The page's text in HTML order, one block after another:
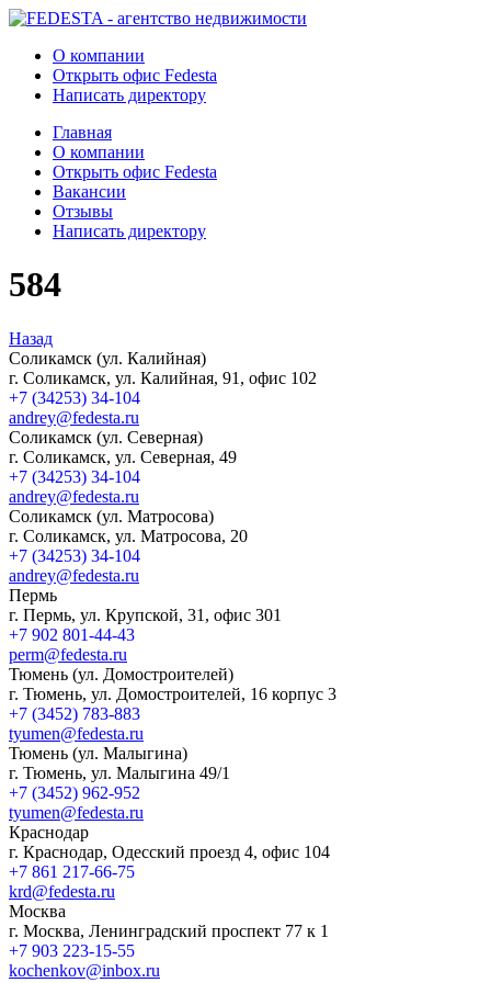
О компании
Открыть офис Fedesta
Написать директору
Главная
О компании
Открыть офис Fedesta
Вакансии
Отзывы
Написать директору
584
Назад
Соликамск (ул. Калийная)
г. Соликамск, ул. Калийная, 91, офис 102
+7 (34253) 34-104
andrey@fedesta.ru
Соликамск (ул. Северная)
г. Соликамск, ул. Северная, 49
+7 (34253) 34-104
andrey@fedesta.ru
Соликамск (ул. Матросова)
г. Соликамск, ул. Матросова, 20
+7 (34253) 34-104
andrey@fedesta.ru
Пермь
г. Пермь, ул. Крупской, 31, офис 301
+7 902 801-44-43
perm@fedesta.ru
Тюмень (ул. Домостроителей)
г. Тюмень, ул. Домостроителей, 16 корпус 3
+7 (3452) 783-883
tyumen@fedesta.ru
Тюмень (ул. Малыгина)
г. Тюмень, ул. Малыгина 49/1
+7 (3452) 962-952
tyumen@fedesta.ru
Краснодар
г. Краснодар, Одесский проезд 4, офис 104
+7 861 217-66-75
krd@fedesta.ru
Москва
г. Москва, Ленинградский проспект 77 к 1
+7 903 223-15-55
kochenkov@inbox.ru